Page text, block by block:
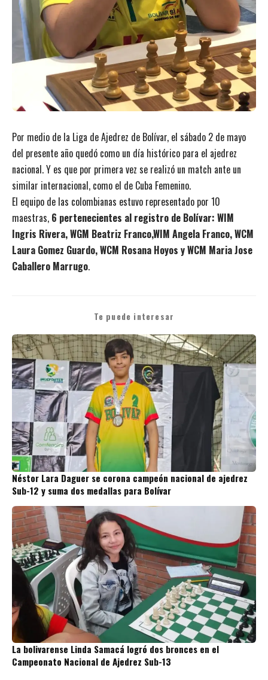
Por medio de la Liga de Ajedrez de Bolívar, el sábado 2 de mayo
del presente año quedó como un día histórico para el ajedrez
nacional. Y es que por primera vez se realizó un match ante un
similar internacional, como el de Cuba Femenino.
El equipo de las colombianas estuvo representado por 10
maestras, 6 pertenecientes al registro de Bolívar: WIM
Ingris Rivera, WGM Beatriz Franco,WIM Angela Franco, WCM
Laura Gomez Guardo, WCM Rosana Hoyos y WCM Maria Jose
Caballero Marrugo.
Te puede interesar
Néstor Lara Daguer se corona campeón nacional de ajedrez
Sub-12 y suma dos medallas para Bolívar
La bolivarense Linda Samacá logró dos bronces en el
Campeonato Nacional de Ajedrez Sub-13